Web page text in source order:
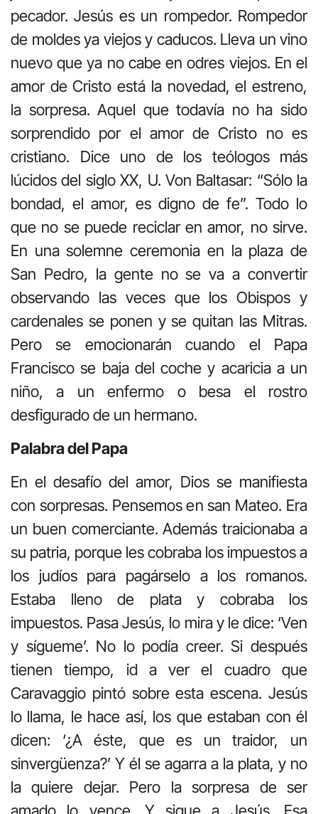
pecador. Jesús es un rompedor. Rompedor
de moldes ya viejos y caducos. Lleva un vino
nuevo que ya no cabe en odres viejos. En el
amor de Cristo está la novedad, el estreno,
la sorpresa. Aquel que todavía no ha sido
sorprendido por el amor de Cristo no es
cristiano. Dice uno de los teólogos más
lúcidos del siglo XX, U. Von Baltasar: “Sólo la
bondad, el amor, es digno de fe”. Todo lo
que no se puede reciclar en amor, no sirve.
En una solemne ceremonia en la plaza de
San Pedro, la gente no se va a convertir
observando las veces que los Obispos y
cardenales se ponen y se quitan las Mitras.
Pero se emocionarán cuando el Papa
Francisco se baja del coche y acaricia a un
niño, a un enfermo o besa el rostro
desfigurado de un hermano.
Palabra del Papa
En el desafío del amor, Dios se manifiesta
con sorpresas. Pensemos en san Mateo. Era
un buen comerciante. Además traicionaba a
su patria, porque les cobraba los impuestos a
los judíos para pagárselo a los romanos.
Estaba lleno de plata y cobraba los
impuestos. Pasa Jesús, lo mira y le dice: ‘Ven
y sígueme’. No lo podía creer. Si después
tienen tiempo, id a ver el cuadro que
Caravaggio pintó sobre esta escena. Jesús
lo llama, le hace así, los que estaban con él
dicen: ‘¿A éste, que es un traidor, un
sinvergüenza?’ Y él se agarra a la plata, y no
la quiere dejar. Pero la sorpresa de ser